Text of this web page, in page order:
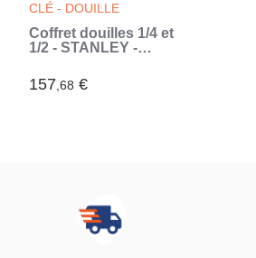
CLÉ - DOUILLE
Coffret douilles 1/4 et
1/2 - STANLEY -
cliquet et rallonge
FATMAX - jeu de 81
157,68 €